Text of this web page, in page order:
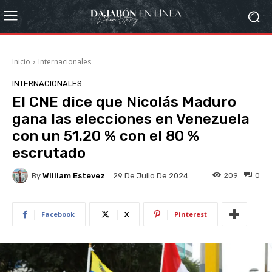
Inicio Internacionales
INTERNACIONALES
El CNE dice que Nicolás Maduro
gana las elecciones en Venezuela
con un 51.20 % con el 80 %
escrutado
By William Estevez 29 De Julio De 2024 0
209
Facebook X Pinterest